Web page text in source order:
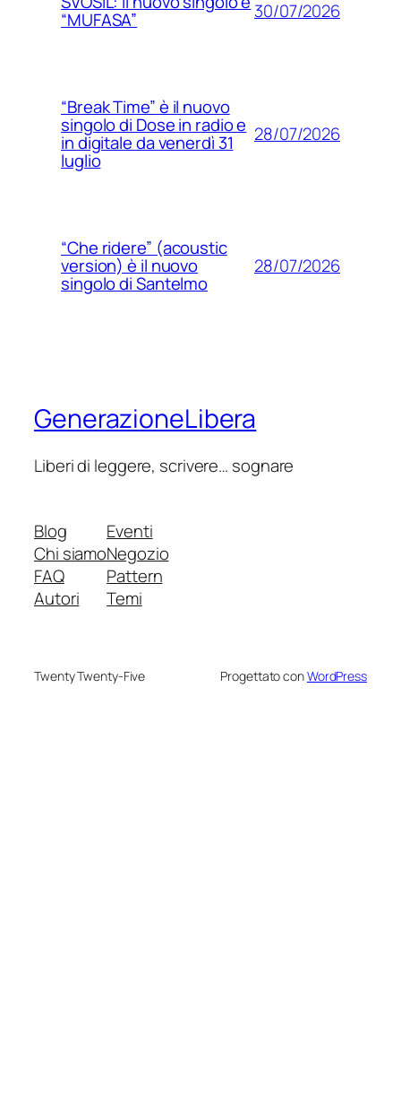
“MUFASA” 30/07/2026
“Break Time” è il nuovo
singolo di Dose in radio e
in digitale da venerdì 31
luglio
28/07/2026
“Che ridere” (acoustic
version) è il nuovo
singolo di Santelmo
28/07/2026
GenerazioneLibera
Liberi di leggere, scrivere… sognare
Blog
Chi siamo
FAQ
Autori
Eventi
Negozio
Pattern
Temi
Twenty Twenty-Five Progettato conWordPress